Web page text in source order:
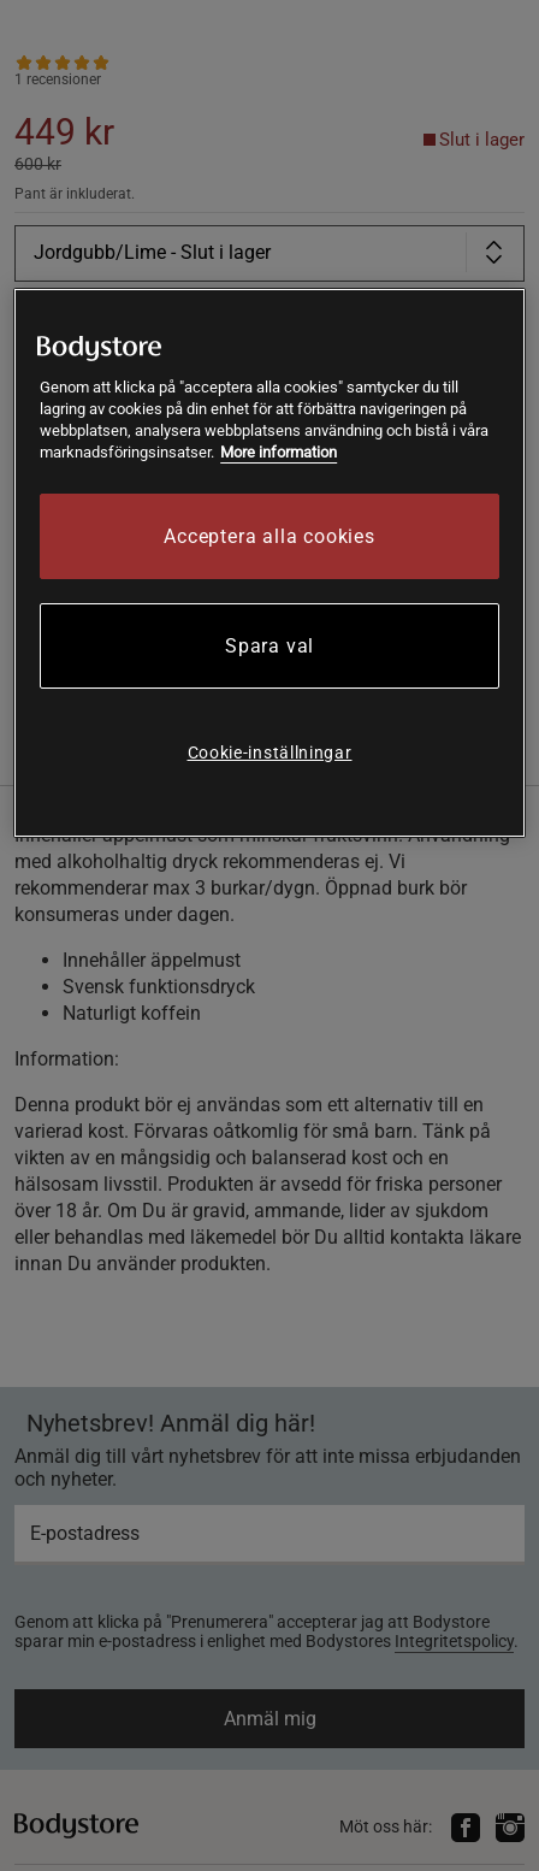
1 recensioner
449 kr
600 kr
Pant är inkluderat.
Slut i lager
Jordgubb/Lime - Slut i lager
!
Varan är för tillfället slut i lager. Få en notifikation när
produkten åter finns i lager.
Clean sav:D: är den svenska funktionsdrycken med
hållbarhet i fokus. Med en bas på äpplen som annars skulle
kasserats minskar fruktsvinnet och jordens resurser tas
Recensioner(1) Näring & Ingredienser
Innehåller äppelmust som minskar fruktsvinn. Användning
med alkoholhaltig dryck rekommenderas ej. Vi
rekommenderar max 3 burkar/dygn. Öppnad burk bör
konsumeras under dagen.
Innehåller äppelmust
Svensk funktionsdryck
Naturligt koffein
Information:
Denna produkt bör ej användas som ett alternativ till en
varierad kost. Förvaras oåtkomlig för små barn. Tänk på
vikten av en mångsidig och balanserad kost och en
hälsosam livsstil. Produkten är avsedd för friska personer
över 18 år. Om Du är gravid, ammande, lider av sjukdom
eller behandlas med läkemedel bör Du alltid kontakta läkare
innan Du använder produkten.
Nyhetsbrev! Anmäl dig här!
Anmäl dig till vårt nyhetsbrev för att inte missa erbjudanden
och nyheter.
Genom att klicka på "Prenumerera" accepterar jag att Bodystore
sparar min e-postadress i enlighet med Bodystores Integritetspolicy.
Anmäl mig
Möt oss här:
Genom att klicka på "acceptera alla cookies" samtycker du till
lagring av cookies på din enhet för att förbättra navigeringen på
webbplatsen, analysera webbplatsens användning och bistå i våra
marknadsföringsinsatser. More information
Acceptera alla cookies
Spara val
Cookie-inställningar